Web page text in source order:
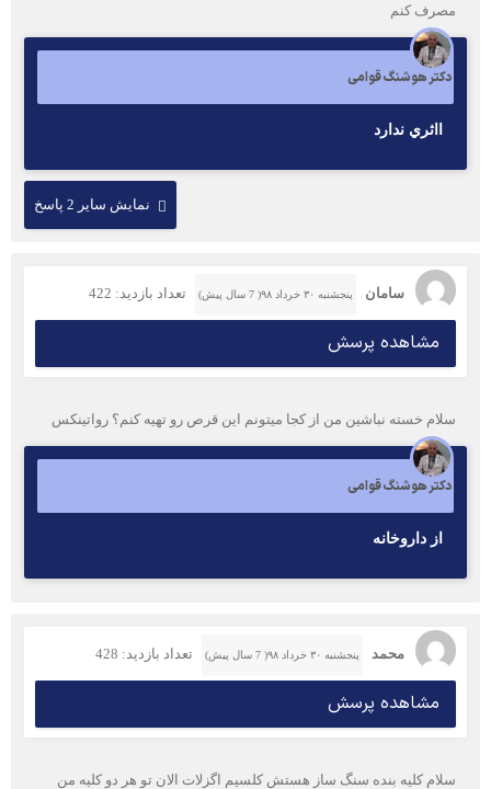
مصرف کنم
دکتر هوشنگ قوامی
ااثري ندارد
نمایش سایر 2 پاسخ
سامان پنجشنبه ۳۰ خرداد ۹۸( 7 سال پیش) تعداد بازدید: 422
مشاهده پرسش
سلام خسته نباشین من از کجا میتونم این قرص رو تهیه کنم؟ رواتینکس
دکتر هوشنگ قوامی
از داروخانه
محمد پنجشنبه ۳۰ خرداد ۹۸( 7 سال پیش) تعداد بازدید: 428
مشاهده پرسش
سلام کلیه بنده سنگ ساز هستش کلسیم اگزلات الان تو هر دو کلیه من